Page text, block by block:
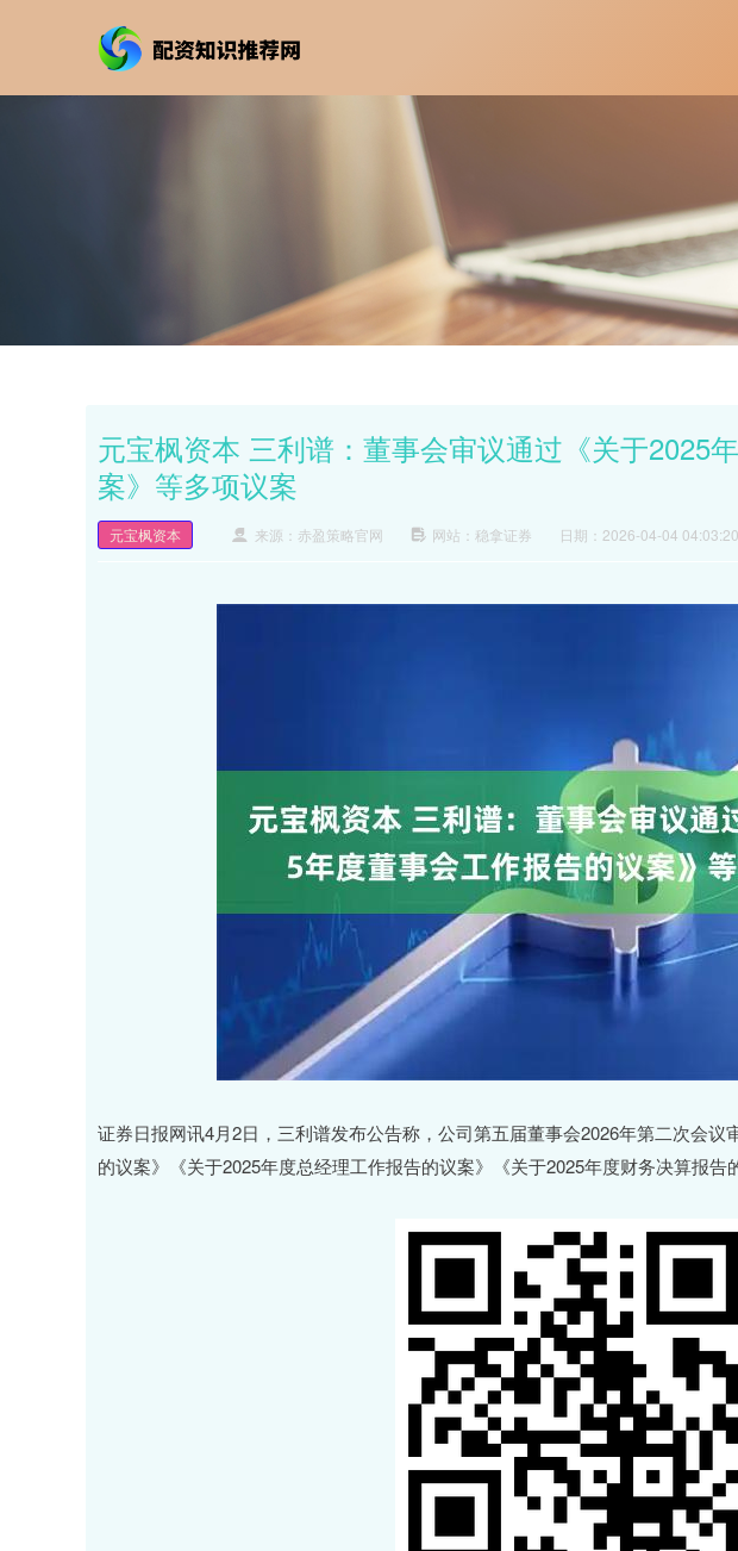
元宝枫资本 三利谱：董事会审议通过《关于2025
案》等多项议案
元宝枫资本 来源：赤盈策略官网 网站：稳拿证券 日期：2026-04-04 04:03:20
证券日报网讯4月2日，三利谱发布公告称，公司第五届董事会2026年第二次会议
的议案》《关于2025年度总经理工作报告的议案》《关于2025年度财务决算报告